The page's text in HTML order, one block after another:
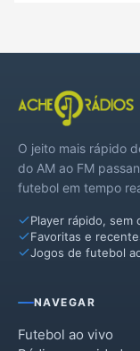
O jeito mais rápido
do AM ao FM
futebol em tempo
Player rápido, sem
Favoritas e
Jogos de futebol
NAVEGAR
Futebol ao vivo